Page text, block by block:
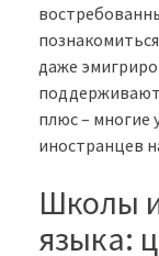
даже
плюс –
иностранцев
Школы
языка: